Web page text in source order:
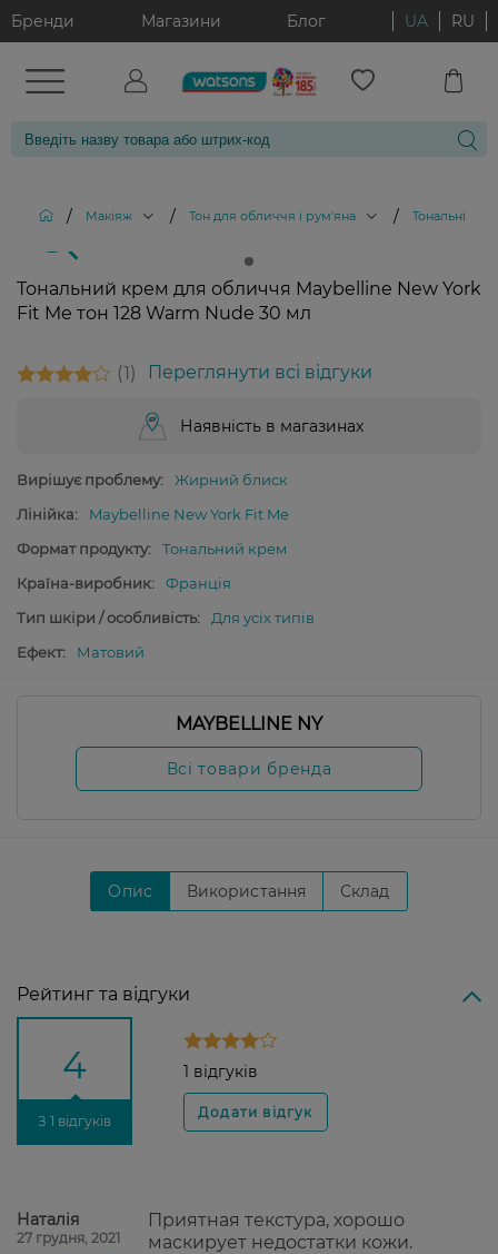
Бренди Магазини Блог UA RU
/ Макіяж / Тон для обличчя і рум'яна / Тональні
Тональний крем для обличчя Maybelline New York
Fit Me тон 128 Warm Nude 30 мл
1 Переглянути всі відгуки
Наявність в магазинах
Вирішує проблему:
Жирний блиск
Лінійка:
Maybelline New York Fit Me
Формат продукту:
Тональний крем
Країна-виробник:
Франція
Тип шкіри / особливість:
Для усіх типів
Ефект:
Матовий
MAYBELLINE NY
Всі товари бренда
Опис Використання Склад
Рейтинг та відгуки
4
З 1 відгуків
1 відгуків
Наталія
27 грудня, 2021
Приятная текстура, хорошо
маскирует недостатки кожи.